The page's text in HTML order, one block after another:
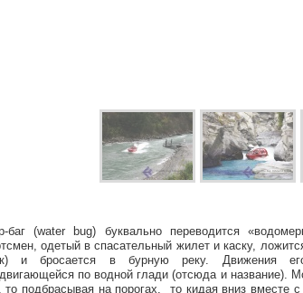
баг (water bug) буквально переводится
одетый в спасательный жилет и каску,
и бросается в бурную реку. Движения
по водной глади (отсюда и название).
то подбрасывая на порогах, то кидая вниз